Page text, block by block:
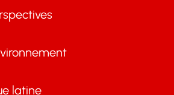
latine